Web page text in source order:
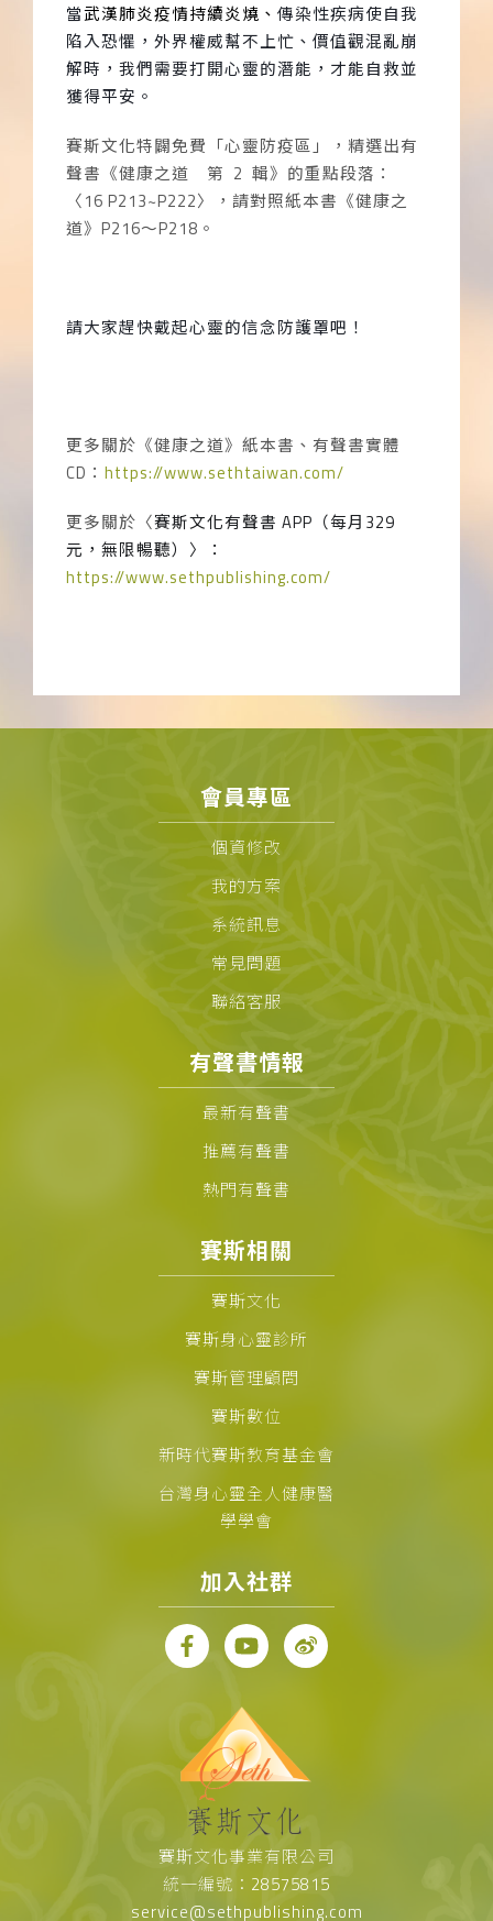
當武漢肺炎疫情持續炎燒、 傳染性疾病使自我
陷入恐懼，外界權威幫不上忙、價值觀混亂崩
解時，我們需要打開心靈的潛能，才能自救並
獲得平安。
賽斯文化特闢免費「心靈防疫區」，精選出有
聲書《健康之道 第 2 輯》的重點段落：
〈16 P213~P222〉，請對照紙本書《健康之
道》 P216～P218 。
請大家趕快戴起心靈的信念防護罩吧！
更多關於《健康之道》紙本書、有聲書實體
CD ： https://www.sethtaiwan.com/
更多關於〈賽斯文化有聲書 APP （每月 329
元，無限暢聽）〉：
https://www.sethpublishing.com/
會員專區
個資修改
我的方案
系統訊息
常見問題
聯絡客服
有聲書情報
最新有聲書
推薦有聲書
熱門有聲書
賽斯相關
賽斯文化
賽斯身心靈診所
賽斯管理顧問
賽斯數位
新時代賽斯教育基金會
台灣身心靈全人健康醫
學學會
加入社群
賽斯文化事業有限公司
統一編號：28575815
service@sethpublishing.com